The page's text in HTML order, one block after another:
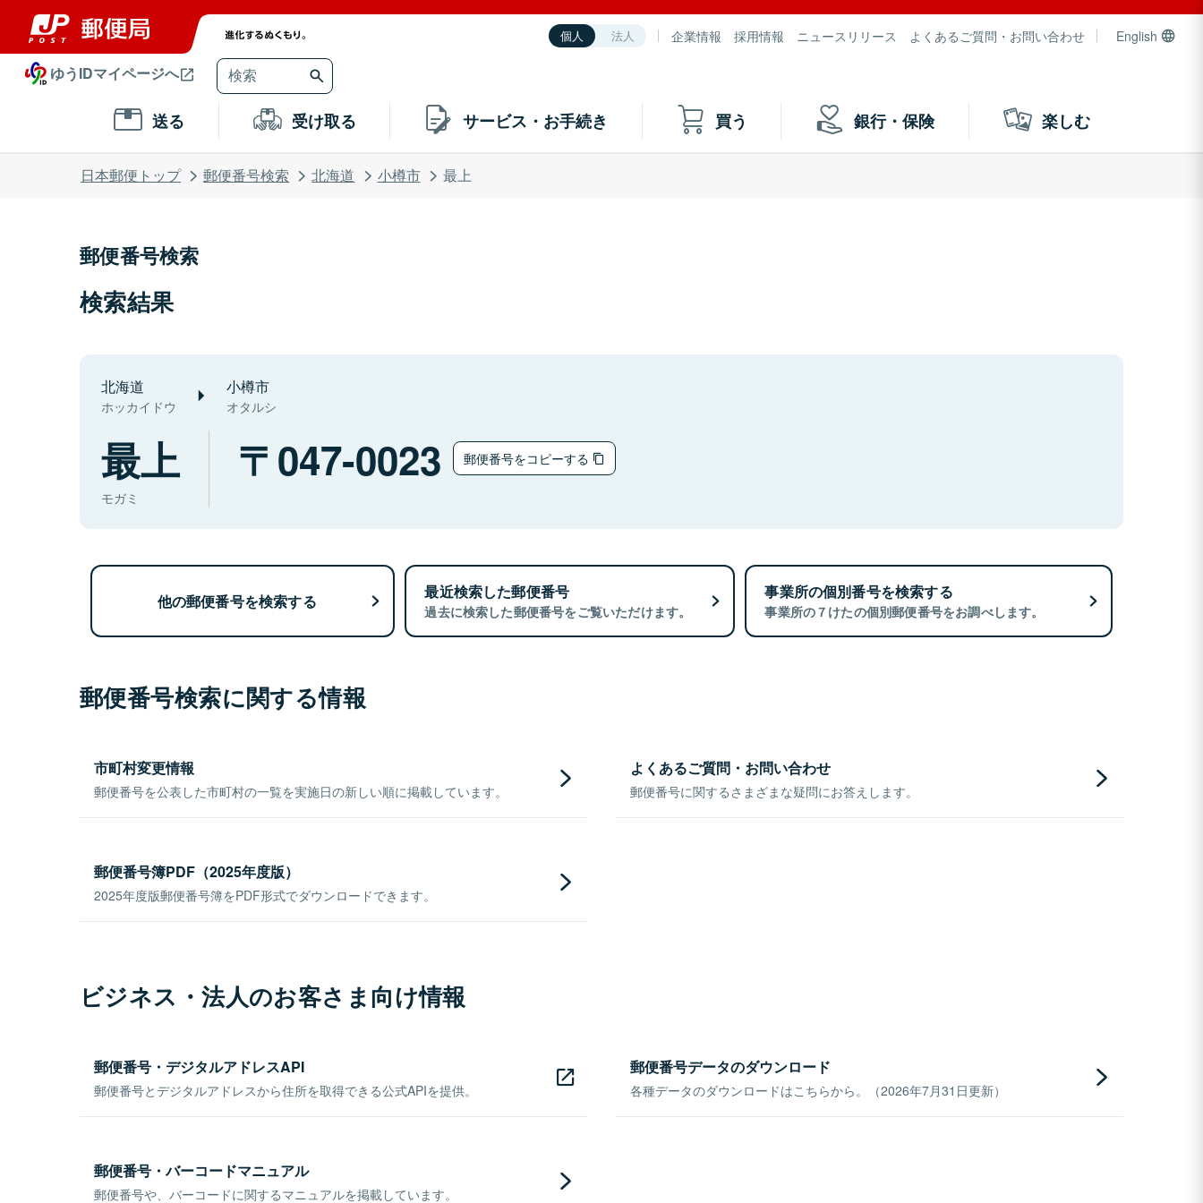
個人 法人 企業情報 採用情報 ニュースリリース よくあるご質問・お問い合わせ English
ゆうIDマイページへ
送る 受け取る サービス・お手続き 買う 銀行・保険 楽しむ
日本郵便トップ 郵便番号検索 北海道 小樽市 最上
郵便番号検索
検索結果
北海道
ホッカイドウ
小樽市
オタルシ
最上
モガミ
047-0023 郵便番号をコピーする
他の郵便番号を検索する 最近検索した郵便番号
過去に検索した郵便番号をご覧いただけます。
事業所の個別番号を検索する
事業所の７けたの個別郵便番号をお調べします。
郵便番号検索に関する情報
市町村変更情報
郵便番号を公表した市町村の一覧を実施日の新しい順に掲載しています。
よくあるご質問・お問い合わせ
郵便番号に関するさまざまな疑問にお答えします。
郵便番号簿PDF（2025年度版）
2025年度版郵便番号簿をPDF形式でダウンロードできます。
ビジネス・法人のお客さま向け情報
郵便番号・デジタルアドレスAPI
郵便番号とデジタルアドレスから住所を取得できる公式APIを提供。
郵便番号データのダウンロード
各種データのダウンロードはこちらから。（2026年7月31日更新）
郵便番号・バーコードマニュアル
郵便番号や、バーコードに関するマニュアルを掲載しています。